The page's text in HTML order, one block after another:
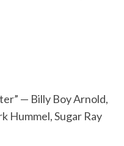
— Billy Boy Arnold,
Hummel, Sugar Ray